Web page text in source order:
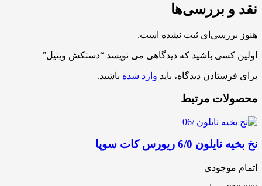
نقد و بررسی‌ها
هنوز بررسی‌ای ثبت نشده است.
اولین کسی باشید که دیدگاهی می نویسد “دستکش وینیل”
برای فرستادن دیدگاه، باید وارد شده باشید.
محصولات مرتبط
نخ بخیه نایلون 6/0 ریورس کات سوپا
اتمام موجودی